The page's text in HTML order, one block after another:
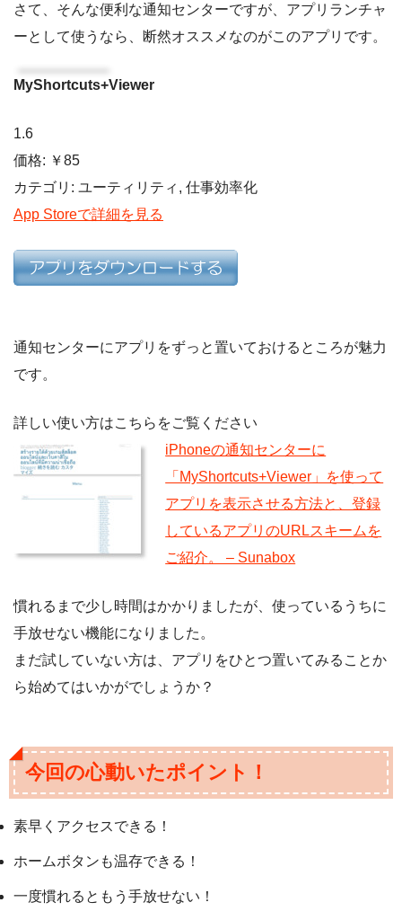
さて、そんな便利な通知センターですが、アプリランチャ
ーとして使うなら、断然オススメなのがこのアプリです。
MyShortcuts+Viewer
1.6
価格: ￥85
カテゴリ: ユーティリティ, 仕事効率化
App Storeで詳細を見る
通知センターにアプリをずっと置いておけるところが魅力
です。
詳しい使い方はこちらをご覧ください
iPhoneの通知センターに
「MyShortcuts+Viewer」を使って
アプリを表示させる方法と、登録
しているアプリのURLスキームを
ご紹介。 – Sunabox
慣れるまで少し時間はかかりましたが、使っているうちに
手放せない機能になりました。
まだ試していない方は、アプリをひとつ置いてみることか
ら始めてはいかがでしょうか？
今回の心動いたポイント！
素早くアクセスできる！
ホームボタンも温存できる！
一度慣れるともう手放せない！